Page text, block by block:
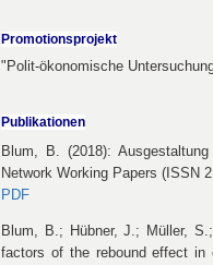
Promotionsprojekt
"Polit-ökonomische
Publikationen
Blum, B. (2018):
Network Working Papers (ISSN
PDF
Blum, B.; Hübner, J.; Müller,
factors of the rebound effect in